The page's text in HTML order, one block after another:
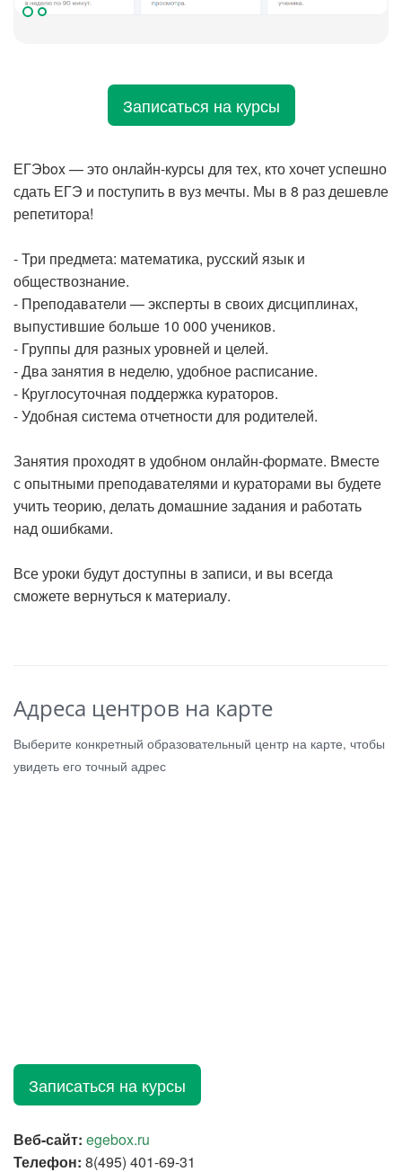
Записаться на курсы
ЕГЭbox — это онлайн-курсы для тех, кто хочет успешно
сдать ЕГЭ и поступить в вуз мечты. Мы в 8 раз дешевле
репетитора!
- Три предмета: математика, русский язык и
обществознание.
- Преподаватели — эксперты в своих дисциплинах,
выпустившие больше 10 000 учеников.
- Группы для разных уровней и целей.
- Два занятия в неделю, удобное расписание.
- Круглосуточная поддержка кураторов.
- Удобная система отчетности для родителей.
Занятия проходят в удобном онлайн-формате. Вместе
с опытными преподавателями и кураторами вы будете
учить теорию, делать домашние задания и работать
над ошибками.
Все уроки будут доступны в записи, и вы всегда
сможете вернуться к материалу.
Адреса центров на карте
Выберите конкретный образовательный центр на карте, чтобы
увидеть его точный адрес
Записаться на курсы
Веб-сайт: egebox.ru
Телефон: 8(495) 401-69-31